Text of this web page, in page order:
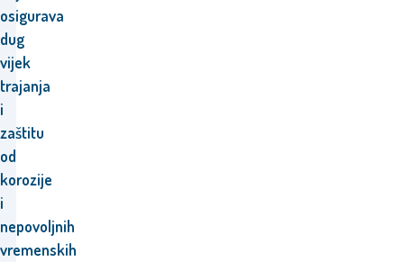
osigurava
dug
vijek
trajanja
i
zaštitu
od
korozije
i
nepovoljnih
vremenskih